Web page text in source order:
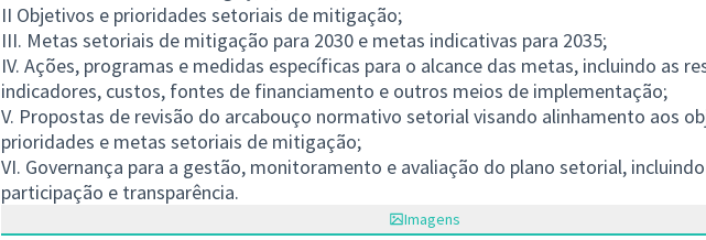
II Objetivos e prioridades setoriais de mitigação;
III. Metas setoriais de mitigação para 2030 e metas indicativas para 2035;
IV. Ações, programas e medidas específicas para o alcance das metas, incluindo as
indicadores, custos, fontes de financiamento e outros meios de implementação;
V. Propostas de revisão do arcabouço normativo setorial visando alinhamento aos
prioridades e metas setoriais de mitigação;
VI. Governança para a gestão, monitoramento e avaliação do plano setorial,
participação e transparência.
Imagens